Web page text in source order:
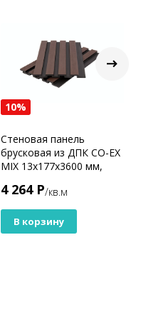
10%
Стеновая панель
брусковая из ДПК CO-EX
MIX 13х177х3600 мм,
4 264 Р/кв.м
В корзину